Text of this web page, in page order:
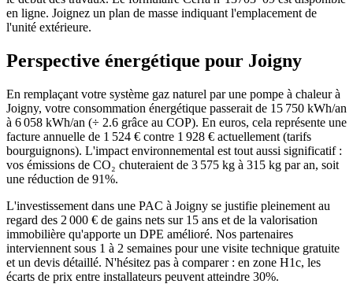
en ligne. Joignez un plan de masse indiquant l'emplacement de
l'unité extérieure.
Perspective énergétique pour Joigny
En remplaçant votre système gaz naturel par une pompe à chaleur à
Joigny, votre consommation énergétique passerait de 15 750 kWh/an
à 6 058 kWh/an (÷ 2.6 grâce au COP). En euros, cela représente une
facture annuelle de 1 524 € contre 1 928 € actuellement (tarifs
bourguignons). L'impact environnemental est tout aussi significatif :
vos émissions de CO₂ chuteraient de 3 575 kg à 315 kg par an, soit
une réduction de 91%.
L'investissement dans une PAC à Joigny se justifie pleinement au
regard des 2 000 € de gains nets sur 15 ans et de la valorisation
immobilière qu'apporte un DPE amélioré. Nos partenaires
interviennent sous 1 à 2 semaines pour une visite technique gratuite
et un devis détaillé. N'hésitez pas à comparer : en zone H1c, les
écarts de prix entre installateurs peuvent atteindre 30%.